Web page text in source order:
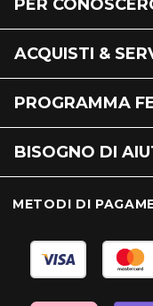
PER
ACQUISTI &
PROGRAMMA
BISOGNO DI
METODI DI